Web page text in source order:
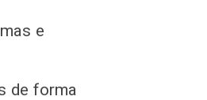
e
de forma